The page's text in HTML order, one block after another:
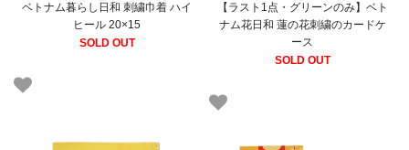
ベトナム暮らし日和 刺繍巾着 ハイ
ヒール 20×15
SOLD OUT
【ラスト1点・グリーンのみ】ベト
ナム花日和 蓮の花刺繍のカードケ
ース
SOLD OUT